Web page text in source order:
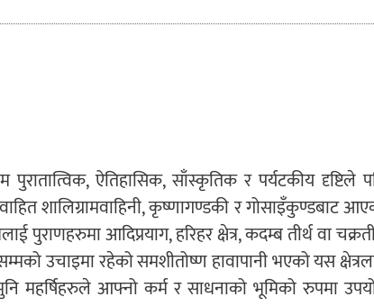
पुरातात्विक, ऐतिहासिक, साँस्कृतिक र पर्यटकीय दृष्टिले
शालिग्रामवाहिनी, कृष्णागण्डकी र गोसाइँकुण्डबाट
आदिप्रयाग, हरिहर क्षेत्र, कदम्ब तीर्थ वा
उचाइमा रहेको समशीतोष्ण हावापानी भएको यस
महर्षिहरुले आफ्नो कर्म र साधनाको भूमिको रुपमा